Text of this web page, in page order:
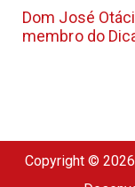
Dom José
membro do
Copyright ©